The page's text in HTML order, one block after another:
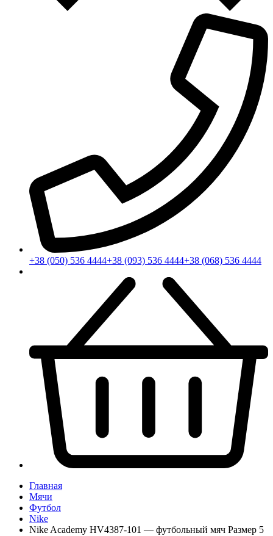
+38 (050) 536 4444+38 (093) 536 4444+38 (068) 536 4444
Главная
Мячи
Футбол
Nike
Nike Academy HV4387-101 — футбольный мяч Размер 5